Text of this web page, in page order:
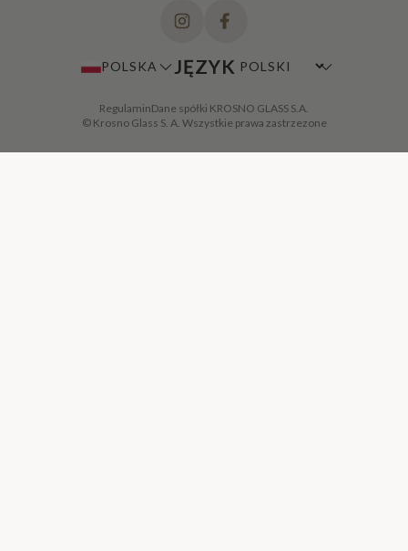
POLSKA JĘZYK
RegulaminDane spółki KROSNO GLASS S.A.
© Krosno Glass S. A. Wszystkie prawa zastrzezone